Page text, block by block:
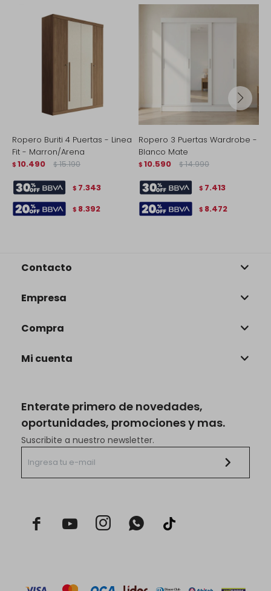
Ropero Buriti 4 Puertas - Linea
Fit - Marron/Arena
$ 10.490 $ 15.190
$ 7.343
$ 8.392
Ropero 3 Puertas Wardrobe -
Blanco Mate
$ 10.590 $ 14.990
$ 7.413
$ 8.472
Enterate primero de novedades,
oportunidades, promociones y mas.
Suscribite a nuestro newsletter.
  
Contacto
Empresa
Compra
Mi cuenta